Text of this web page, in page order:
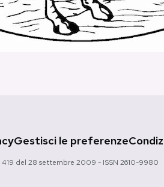
Gestisci le preferenze
del 28 settembre 2009 - ISSN 2610-9980